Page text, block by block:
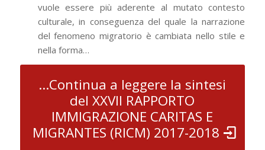
vuole essere più aderente al mutato contesto
culturale, in conseguenza del quale la narrazione
del fenomeno migratorio è cambiata nello stile e
nella forma…
...Continua a leggere la sintesi
del XXVII RAPPORTO
IMMIGRAZIONE CARITAS E
MIGRANTES (RICM) 2017-2018